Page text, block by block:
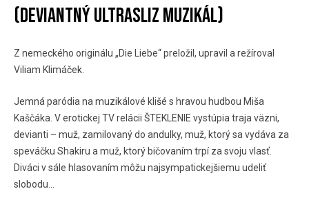
(deviantný ultrasliz muzikál)
Z nemeckého originálu „Die Liebe“ preložil, upravil a režíroval
Viliam Klimáček.
Jemná paródia na muzikálové klišé s hravou hudbou Miša
Kaščáka. V erotickej TV relácii ŠTEKLENIE vystúpia traja väzni,
devianti – muž, zamilovaný do andulky, muž, ktorý sa vydáva za
speváčku Shakiru a muž, ktorý bičovaním trpí za svoju vlasť.
Diváci v sále hlasovaním môžu najsympatickejšiemu udeliť
slobodu…